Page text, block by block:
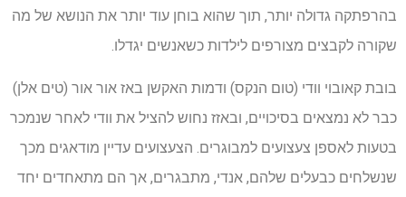
בהרפתקה גדולה יותר, תוך שהוא בוחן עוד יותר את הנושא של מה
שקורה לקבצים מצורפים לילדות כשאנשים יגדלו.
בובת קאובוי וודי (טום הנקס) ודמות האקשן באז אור אור (טים אלן)
כבר לא נמצאים בסיכויים, ובאזז נחוש להציל את וודי לאחר שנמכר
בטעות לאספן צעצועים למבוגרים. הצעצועים עדיין מודאגים מכך
שנשלחים כבעלים שלהם, אנדי, מתבגרים, אך הם מתאחדים יחד